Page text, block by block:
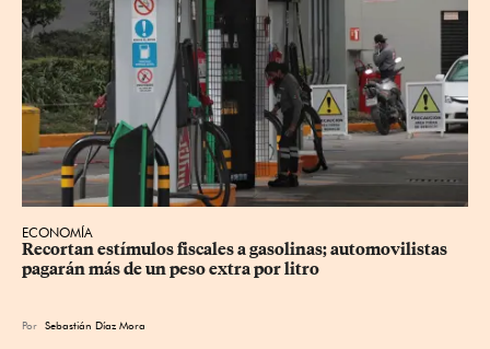
ECONOMÍA
Recortan estímulos fiscales a gasolinas; automovilistas
pagarán más de un peso extra por litro
Por Sebastián Díaz Mora